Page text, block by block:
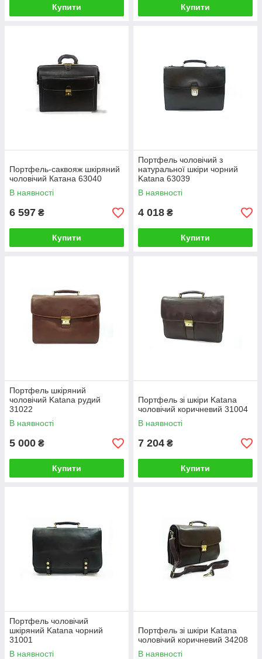
Купити Купити
Портфель-саквояж шкіряний
чоловічий Катана 63040
В наявності
6 597 ₴
Купити
Портфель чоловічий з
натуральної шкіри чорний
Katana 63039
В наявності
4 018 ₴
Купити
Портфель шкіряний
чоловічий Katana рудий
31022
В наявності
5 000 ₴
Купити
Портфель зі шкіри Katana
чоловічий коричневий 31004
В наявності
7 204 ₴
Купити
Портфель чоловічий
шкіряний Katana чорний
31001
В наявності
Портфель зі шкіри Katana
чоловічий коричневий 34208
В наявності